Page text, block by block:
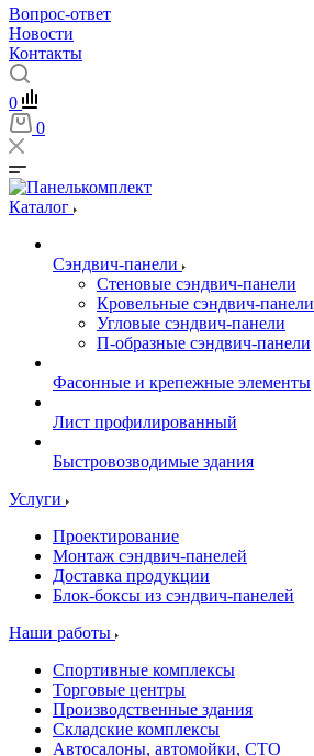
Вопрос-ответ
Новости
Контакты
0
0
Каталог
Сэндвич-панели
Стеновые сэндвич-панели
Кровельные сэндвич-панели
Угловые сэндвич-панели
П-образные сэндвич-панели
Фасонные и крепежные элементы
Лист профилированный
Быстровозводимые здания
Услуги
Проектирование
Монтаж сэндвич-панелей
Доставка продукции
Блок-боксы из сэндвич-панелей
Наши работы
Спортивные комплексы
Торговые центры
Производственные здания
Складские комплексы
Автосалоны, автомойки, СТО